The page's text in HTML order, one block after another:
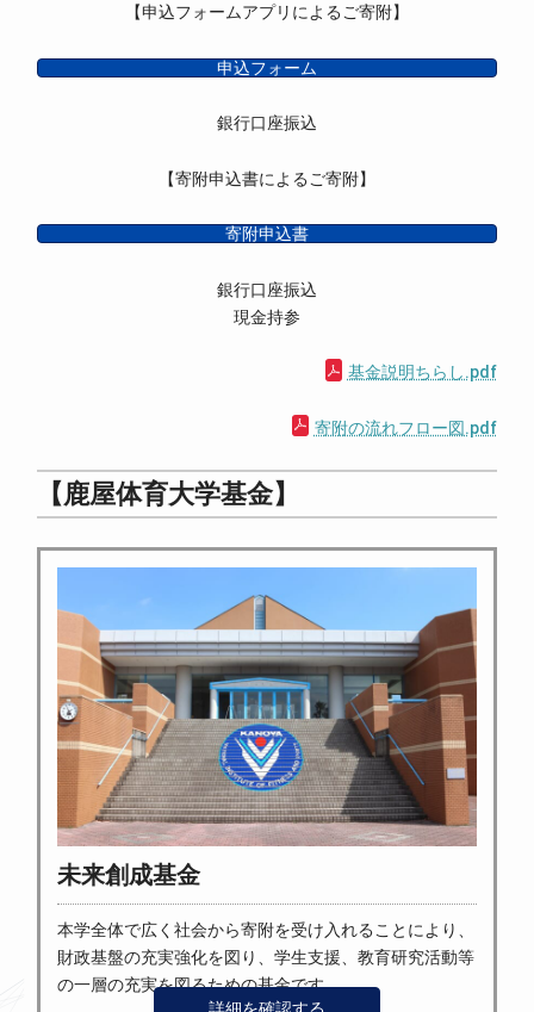
【申込フォームアプリによるご寄附】
申込フォーム
銀行口座振込
【寄附申込書によるご寄附】
寄附申込書
銀行口座振込
現金持参
基金説明ちらし.pdf
寄附の流れフロー図.pdf
【鹿屋体育大学基金】
未来創成基金
本学全体で広く社会から寄附を受け入れることにより、
財政基盤の充実強化を図り、学生支援、教育研究活動等
の一層の充実を図るための基金です。
詳細を確認する